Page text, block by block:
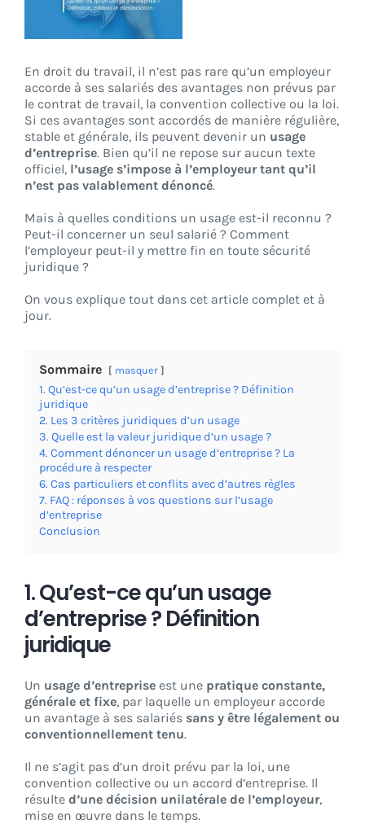
En droit du travail, il n’est pas rare qu’un employeur
accorde à ses salariés des avantages non prévus par
le contrat de travail, la convention collective ou la loi.
Si ces avantages sont accordés de manière régulière,
stable et générale, ils peuvent devenir un usage
d’entreprise. Bien qu’il ne repose sur aucun texte
officiel, l’usage s’impose à l’employeur tant qu’il
n’est pas valablement dénoncé.
Mais à quelles conditions un usage est-il reconnu ?
Peut-il concerner un seul salarié ? Comment
l’employeur peut-il y mettre fin en toute sécurité
juridique ?
On vous explique tout dans cet article complet et à
jour.
Sommaire masquer
1. Qu’est-ce qu’un usage d’entreprise ? Définition
juridique
2. Les 3 critères juridiques d’un usage
3. Quelle est la valeur juridique d’un usage ?
4. Comment dénoncer un usage d’entreprise ? La
procédure à respecter
6. Cas particuliers et conflits avec d’autres règles
7. FAQ : réponses à vos questions sur l’usage
d’entreprise
Conclusion
1. Qu’est-ce qu’un usage
d’entreprise ? Définition
juridique
Un usage d’entreprise est une pratique constante,
générale et fixe, par laquelle un employeur accorde
un avantage à ses salariés sans y être légalement ou
conventionnellement tenu.
Il ne s’agit pas d’un droit prévu par la loi, une
convention collective ou un accord d’entreprise. Il
résulte d’une décision unilatérale de l’employeur,
mise en œuvre dans le temps.